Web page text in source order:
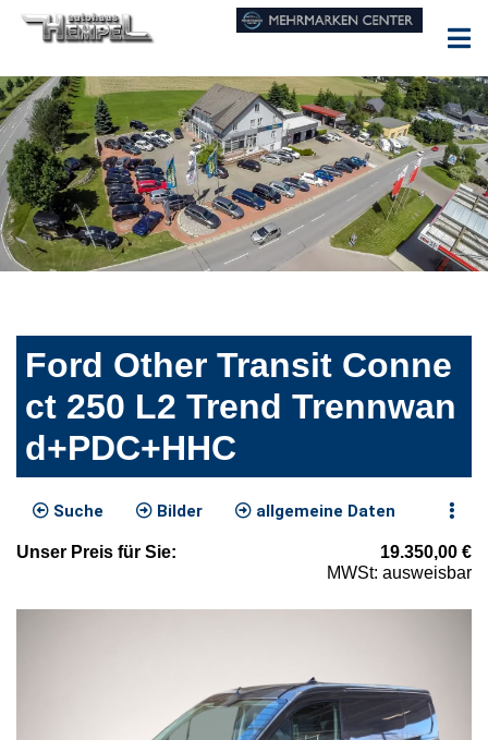
Ford Other Transit Conne
ct 250 L2 Trend Trennwan
d+PDC+HHC
Suche Bilder allgemeine Daten
Unser Preis für Sie: 19.350,00 €
MWSt: ausweisbar